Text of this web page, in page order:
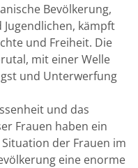
Bevölkerung,
kämpft
und Freiheit. Die
mit einer Welle
und Unterwerfung
und das
Frauen haben ein
der Frauen im
eine enorme